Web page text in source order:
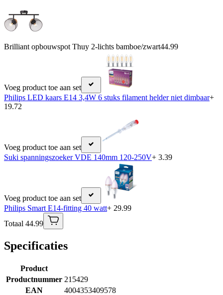
Brilliant opbouwspot Thuy 2-lichts bamboe/zwart44.99
Voeg product toe aan set
Philips LED kaars E14 3,4W 6 stuks filament helder niet dimbaar+
19.72
Voeg product toe aan set
Suki spanningszoeker VDE 140mm 120-250V+ 3.39
Voeg product toe aan set
Philips Smart E14-fitting 40 watt+ 29.99
Totaal 44.99
Specificaties
Product
Productnummer 215429
EAN
4004353409578